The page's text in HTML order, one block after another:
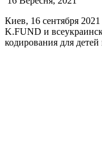
Киев, 16 сентября
K.FUND и
кодирования для